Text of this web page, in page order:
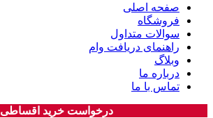
صفحه اصلی
فروشگاه
سوالات متداول
راهنمای دریافت وام
وبلاگ
درباره ما
تماس با ما
درخواست خرید اقساطی